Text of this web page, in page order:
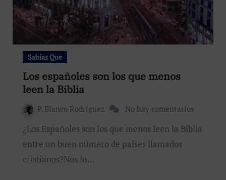
Sabías Que
Los españoles son los que menos
leen la Biblia
P. Blanco Rodríguez No hay comentarios
¿Los Españoles son los que menos leen la Biblia
entre un buen número de países llamados
cristianos?Nos lo…